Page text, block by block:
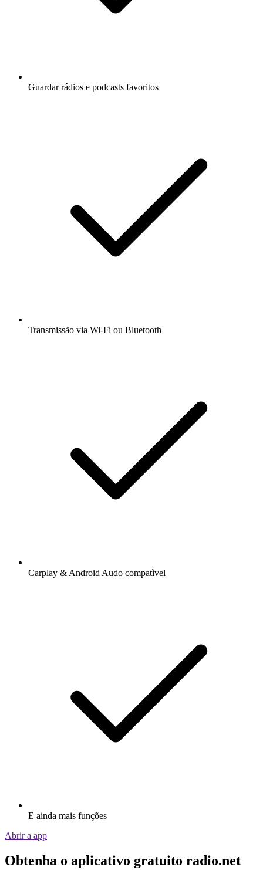
Guardar rádios e podcasts favoritos
Transmissão via Wi-Fi ou Bluetooth
Carplay & Android Audo compatìvel
E ainda mais funções
Abrir a app
Obtenha o aplicativo gratuito radio.net